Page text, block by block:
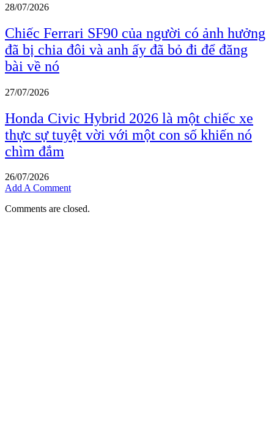
28/07/2026
Chiếc Ferrari SF90 của người có ảnh hưởng
đã bị chia đôi và anh ấy đã bỏ đi để đăng
bài về nó
27/07/2026
Honda Civic Hybrid 2026 là một chiếc xe
thực sự tuyệt vời với một con số khiến nó
chìm đắm
26/07/2026
Add A Comment
Comments are closed.